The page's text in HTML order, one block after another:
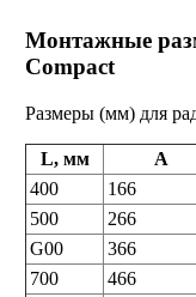
Монтажные
Compact
Размеры (мм) для
L, мм
A
400
166
500
266
G00
366
700
466